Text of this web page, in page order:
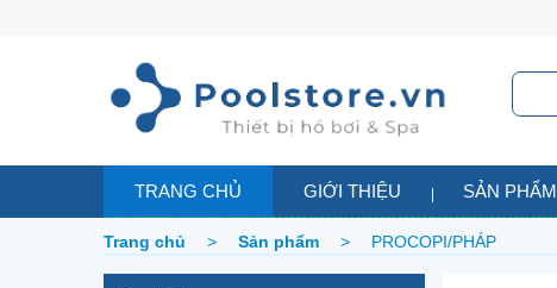
TRANG CHỦ GIỚI THIỆU SẢN PHẨM
Trang chủ > Sản phẩm > PROCOPI/PHÁP